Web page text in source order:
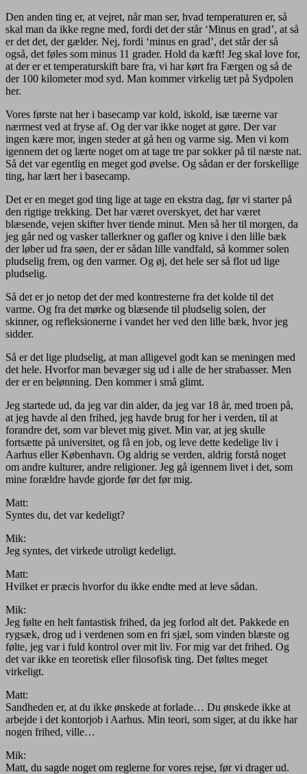
Den anden ting er, at vejret, når man ser, hvad temperaturen er, så
skal man da ikke regne med, fordi det der står ‘Minus en grad’, at så
er det det, der gælder. Nej, fordi ‘minus en grad’, det står der så
også, det føles som minus 11 grader. Hold da kæft! Jeg skal love for,
at der er et temperaturskift bare fra, vi har kørt fra Færgen og så de
der 100 kilometer mod syd. Man kommer virkelig tæt på Sydpolen
her.
Vores første nat her i basecamp var kold, iskold, isæ tæerne var
nærmest ved at fryse af. Og der var ikke noget at gøre. Der var
ingen kære mor, ingen steder at gå hen og varme sig. Men vi kom
igennem det og lærte noget om at tage tre par sokker på til næste nat.
Så det var egentlig en meget god øvelse. Og sådan er der forskellige
ting, har lært her i basecamp.
Det er en meget god ting lige at tage en ekstra dag, før vi starter på
den rigtige trekking. Det har været overskyet, det har været
blæsende, vejen skifter hver tiende minut. Men så her til morgen, da
jeg går ned og vasker tallerkner og gafler og knive i den lille bæk
der løber ud fra søen, der er sådan lille vandfald, så kommer solen
pludselig frem, og den varmer. Og øj, det hele ser så flot ud lige
pludselig.
Så det er jo netop det der med kontresterne fra det kolde til det
varme. Og fra det mørke og blæsende til pludselig solen, der
skinner, og refleksionerne i vandet her ved den lille bæk, hvor jeg
sidder.
Så er det lige pludselig, at man alligevel godt kan se meningen med
det hele. Hvorfor man bevæger sig ud i alle de her strabasser. Men
der er en belønning. Den kommer i små glimt.
Jeg startede ud, da jeg var din alder, da jeg var 18 år, med troen på,
at jeg havde al den frihed, jeg havde brug for her i verden, til at
forandre det, som var blevet mig givet. Min var, at jeg skulle
fortsætte på universitet, og få en job, og leve dette kedelige liv i
Aarhus eller København. Og aldrig se verden, aldrig forstå noget
om andre kulturer, andre religioner. Jeg gå igennem livet i det, som
mine forældre havde gjorde før det før mig.
Matt:
Syntes du, det var kedeligt?
Mik:
Jeg syntes, det virkede utroligt kedeligt.
Matt:
Hvilket er præcis hvorfor du ikke endte med at leve sådan.
Mik:
Jeg følte en helt fantastisk frihed, da jeg forlod alt det. Pakkede en
rygsæk, drog ud i verdenen som en fri sjæl, som vinden blæste og
følte, jeg var i fuld kontrol over mit liv. For mig var det frihed. Og
det var ikke en teoretisk eller filosofisk ting. Det føltes meget
virkeligt.
Matt:
Sandheden er, at du ikke ønskede at forlade… Du ønskede ikke at
arbejde i det kontorjob i Aarhus. Min teori, som siger, at du ikke har
nogen frihed, ville…
Mik:
Matt, du sagde noget om reglerne for vores rejse, før vi drager ud.